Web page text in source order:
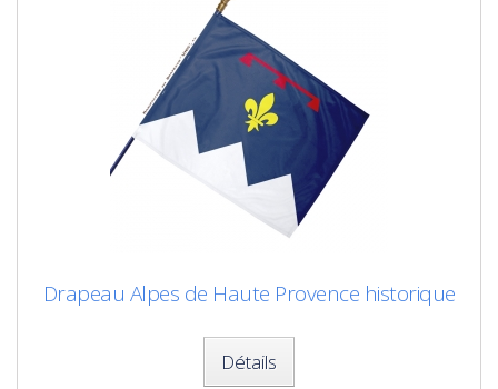
Drapeau Alpes de Haute Provence historique
Détails